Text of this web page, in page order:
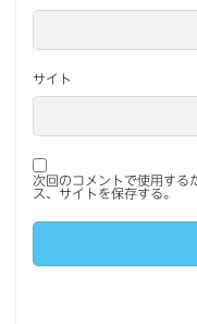
サイト
次回のコメントで使用する
ス、サイトを保存する。